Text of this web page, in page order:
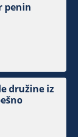
penin
družine iz